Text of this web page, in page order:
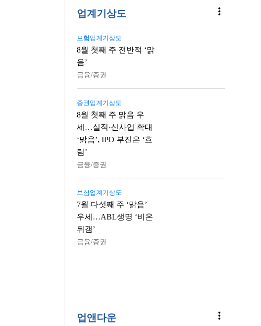
업계기상도 more_vert
보험업계기상도
8월 첫째 주 전반적 ‘맑
음’
금융/증권
증권업계기상도
8월 첫째 주 맑음 우
세…실적·신사업 확대
‘맑음’, IPO 부진은 ‘흐
림’
금융/증권
보험업계기상도
7월 다섯째 주 ‘맑음’
우세…ABL생명 ‘비온
뒤갬’
금융/증권
업앤다운 more_vert